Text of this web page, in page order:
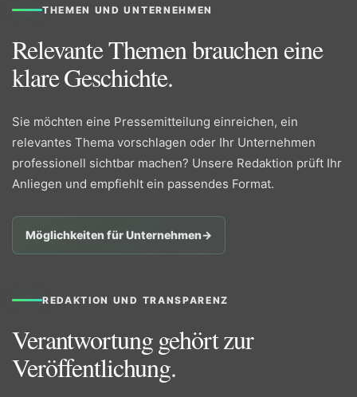
THEMEN UND UNTERNEHMEN
Relevante Themen brauchen eine
klare Geschichte.
Sie möchten eine Pressemitteilung einreichen, ein
relevantes Thema vorschlagen oder Ihr Unternehmen
professionell sichtbar machen? Unsere Redaktion prüft Ihr
Anliegen und empfiehlt ein passendes Format.
Möglichkeiten für Unternehmen→
REDAKTION UND TRANSPARENZ
Verantwortung gehört zur
Veröffentlichung.